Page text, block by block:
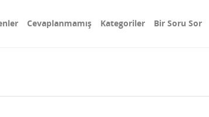
Cevaplanmamış Kategoriler Bir Soru Sor